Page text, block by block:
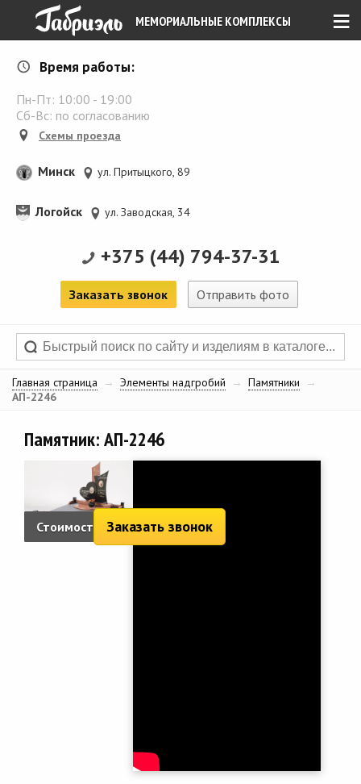
≡
МЕМОРИАЛЬНЫЕ КОМПЛЕКСЫ
Время работы:
Пн-Пт: 10:00 - 19:00
Сб-Вс: по согласованию
Схемы проезда
Минск ул. Притыцкого, 89
Логойск ул. Заводская, 34
+375 (44) 794-37-31
Заказать звонок Отправить фото
Главная страница → Элементы надгробий → Памятники
→
АП-2246
Памятник: АП-2246
Стоимость: 9 326 руб.
Заказать звонок